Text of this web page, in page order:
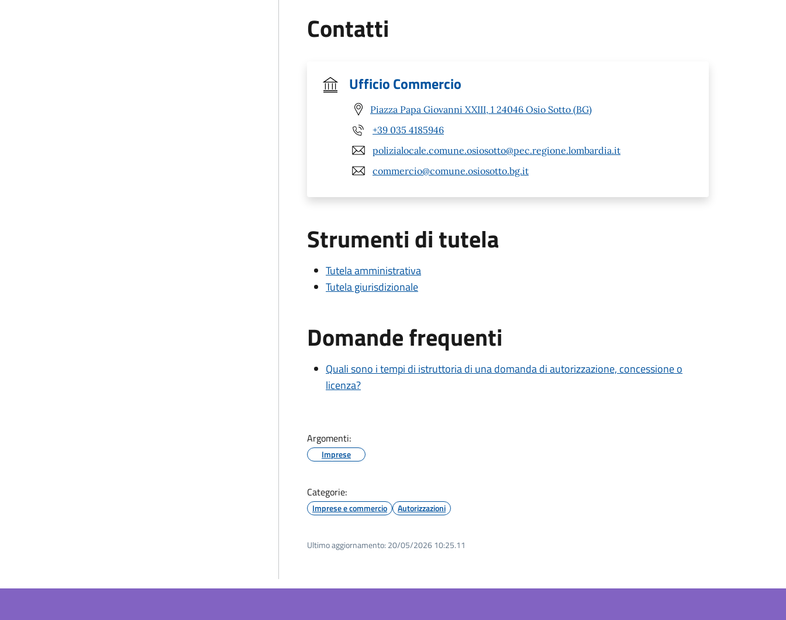
Contatti
Ufficio Commercio
Piazza Papa Giovanni XXIII, 1 24046 Osio Sotto (BG)
+39 035 4185946
polizialocale.comune.osiosotto@pec.regione.lombardia.it
commercio@comune.osiosotto.bg.it
Strumenti di tutela
Tutela amministrativa
Tutela giurisdizionale
Domande frequenti
Quali sono i tempi di istruttoria di una domanda di autorizzazione, concessione o
licenza?
Argomenti:
Imprese
Categorie:
Imprese e commercio Autorizzazioni
Ultimo aggiornamento: 20/05/2026 10:25.11